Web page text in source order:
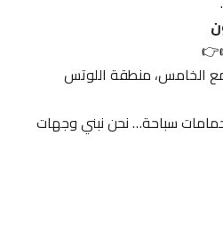
الخامس، منطقة اللوتس
سباحة… نحن نبني وجهات